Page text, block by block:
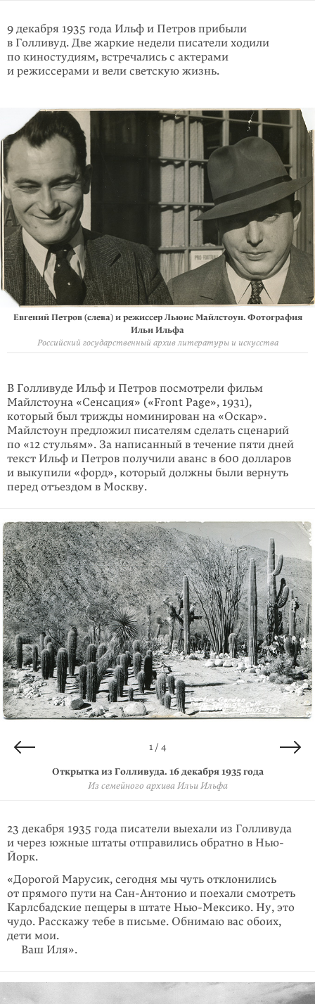
9 декабря 1935 года Ильф и Петров прибыли
в Голливуд. Две жаркие недели писатели ходили
по киностудиям, встречались с актерами
и режиссерами и вели светскую жизнь.
Евгений Петров (слева) и режиссер Льюис Майлстоун. Фотография
Ильи Ильфа
Российский государственный архив литературы и искусства
В Голливуде Ильф и Петров посмотрели фильм
Майлстоуна «Сенсация» («Front Page», 1931),
который был трижды номинирован на «Оскар».
Майлстоун предложил писателям сделать сценарий
по «12 стуль­ям». За написанный в течение пяти дней
текст Ильф и Петров получили аванс в 600 долларов
и выкупили «форд», который должны были вернуть
перед отъездом в Москву.
1 / 4
Открытка из Голливуда. 16 декабря 1935 года
Из семейного архива Ильи Ильфа
2 / 4
Открытка из Голливуда. 16 декабря 1935 года
Из семейного архива Ильи Ильфа
3 / 4
Открытка из Форт-Стоктона. 30 декабря 1935 года
Из семейного архива Ильи Ильфа
4 / 4
Открытка из Форт-Стоктона. 30 декабря 1935 года
Из семейного архива Ильи Ильфа
23 декабря 1935 года писатели выехали из Голливуда
и через южные штаты отправились обратно в Нью-
Йорк.
«Дорогой Марусик, сегодня мы чуть отклонились
от прямого пути на Сан-Антонио и поехали смотреть
Карлсбадские пещеры в штате Нью-Мексико. Ну, это
чудо. Расскажу тебе в письме. Обнимаю вас обоих,
дети мои.
Ваш Иля».